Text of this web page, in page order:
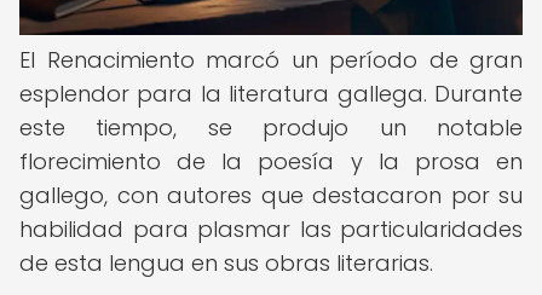
El Renacimiento marcó un período de gran
esplendor para la literatura gallega. Durante
este tiempo, se produjo un notable
florecimiento de la poesía y la prosa en
gallego, con autores que destacaron por su
habilidad para plasmar las particularidades
de esta lengua en sus obras literarias.